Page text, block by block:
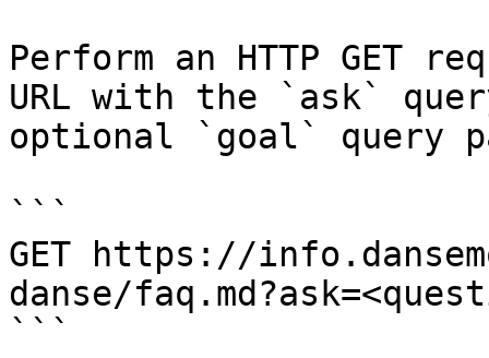
Perform an HTTP GET
URL with the `ask`
optional `goal` query
```
GET https://
danse/
```